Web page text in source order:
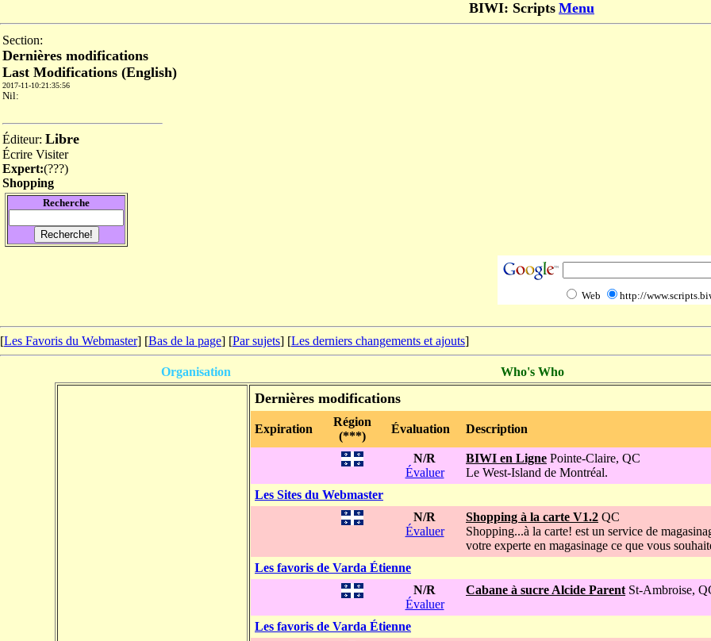
BIWI: Scripts Menu
Section:
Dernières modifications
Last Modifications (English)
2017-11-10:21:35:56
Nil:
Éditeur: Libre
Écrire Visiter
Expert:(???)
Shopping
Recherche
Web http://
[Les Favoris du Webmaster] [Bas de la page] [Par sujets] [Les derniers changements et ajouts]
Organisation Who's Who
Dernières modifications
Expiration
Région
(***)
Évaluation Description
N/R
Évaluer
BIWI en Ligne Pointe-Claire, QC
Le West-Island de Montréal.
Les Sites du Webmaster
N/R
Évaluer
Shopping à la carte V1.2 QC
Shopping...à la carte! est un service de
votre experte en magasinage ce que vous
Les favoris de Varda Étienne
N/R
Évaluer
Cabane à sucre Alcide Parent St-Ambroise,
Les favoris de Varda Étienne